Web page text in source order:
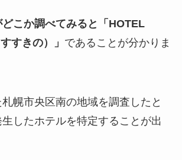
こか調べてみると「HOTEL
すきの）」 であることが分かりま
幌市央区南の地域を調査したと
したホテルを特定することが出